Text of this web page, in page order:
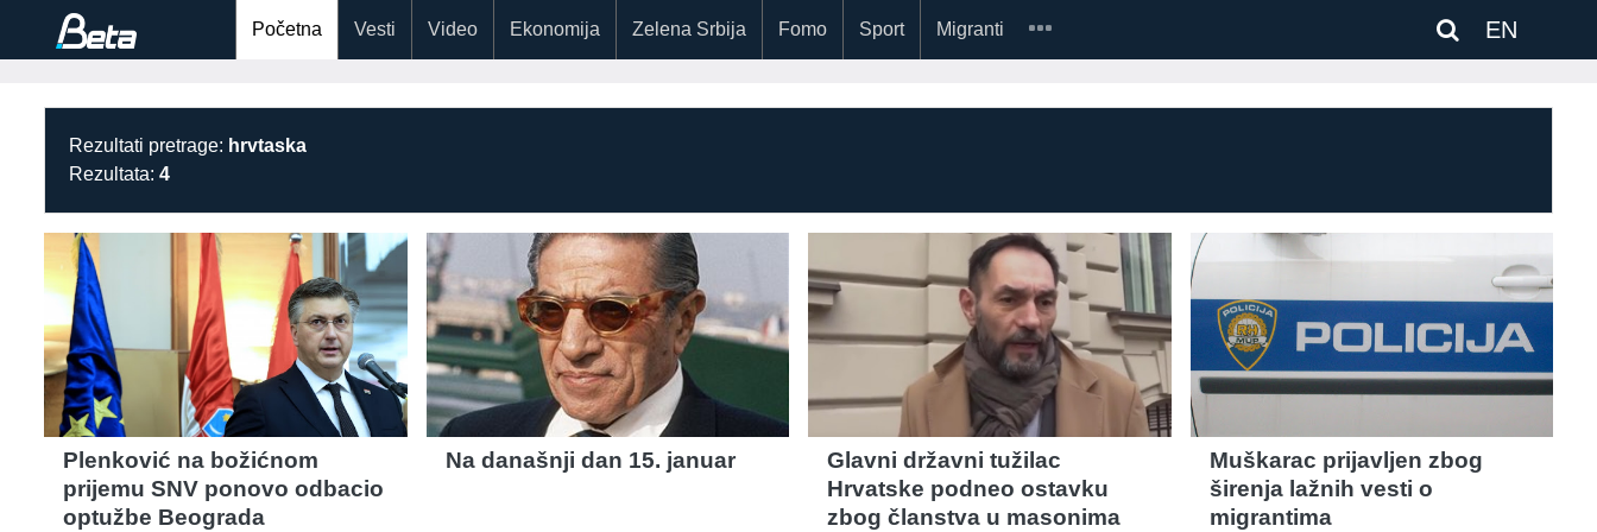
EN
Početna Vesti Video Ekonomija Zelena Srbija Fomo Sport Migranti
Rezultati pretrage: hrvtaska
Rezultata: 4
Plenković na božićnom
prijemu SNV ponovo odbacio
optužbe Beograda
Na današnji dan 15. januar
Glavni državni tužilac
Hrvatske podneo ostavku
zbog članstva u masonima
Muškarac prijavljen zbog
širenja lažnih vesti o
migrantima